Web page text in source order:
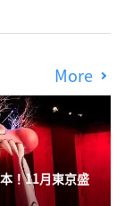
More
！11月東京盛